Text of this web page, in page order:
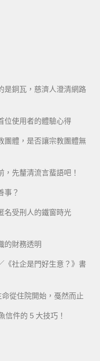
是銅瓦，慈濟人澄清網路
位使用者的體驗心得
團體，是否讓宗教團體無
先釐清流言蜚語吧！
事？
名受刑人的鐵窗時光
的財務透明
《社企是門好生意？》書
從住院開始，戞然而止
信件的 5 大技巧！